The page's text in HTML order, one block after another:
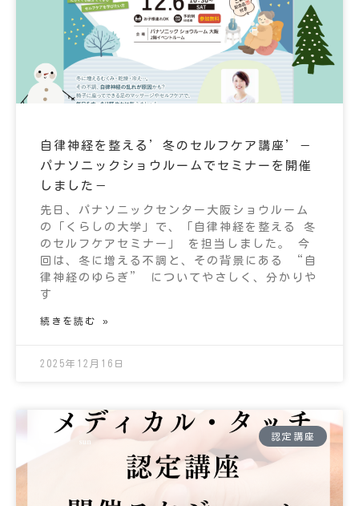
自律神経を整える’冬のセルフケア講座’－
パナソニックショウルームでセミナーを開催
しました－
先日、パナソニックセンター大阪ショウルーム
の「くらしの大学」で、「自律神経を整える 冬
のセルフケアセミナー」 を担当しました。 今
回は、冬に増える不調と、その背景にある “自
律神経のゆらぎ” についてやさしく、分かりや
す
続きを読む »
2025年12月16日
認定講座